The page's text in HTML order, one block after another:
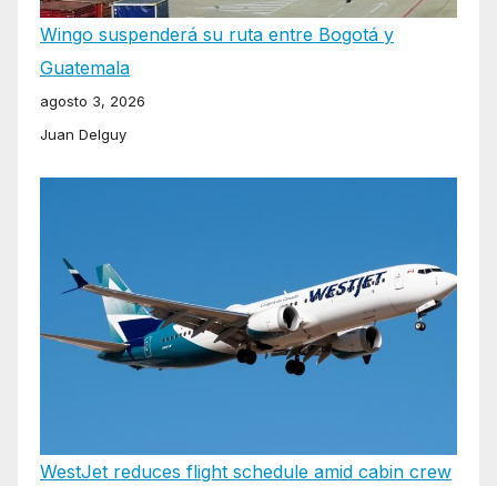
Wingo suspenderá su ruta entre Bogotá y
Guatemala
agosto 3, 2026
Juan Delguy
WestJet reduces flight schedule amid cabin crew